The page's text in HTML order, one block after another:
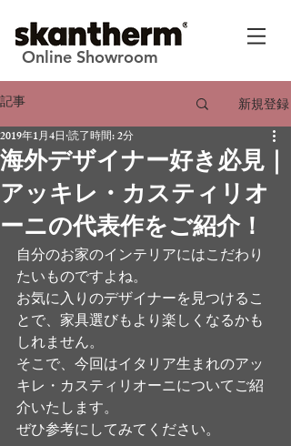
Online Showroom
記事 新規登録
海外デザイナー好き必見｜
アッキレ・カスティリオ
ーニの代表作をご紹介！
2019年1月4日 読了時間: 2分
自分のお家のインテリアにはこだわり
たいものですよね。
お気に入りのデザイナーを見つけるこ
とで、家具選びもより楽しくなるかも
しれません。
そこで、今回はイタリア生まれのアッ
キレ・カスティリオーニについてご紹
介いたします。
ぜひ参考にしてみてください。